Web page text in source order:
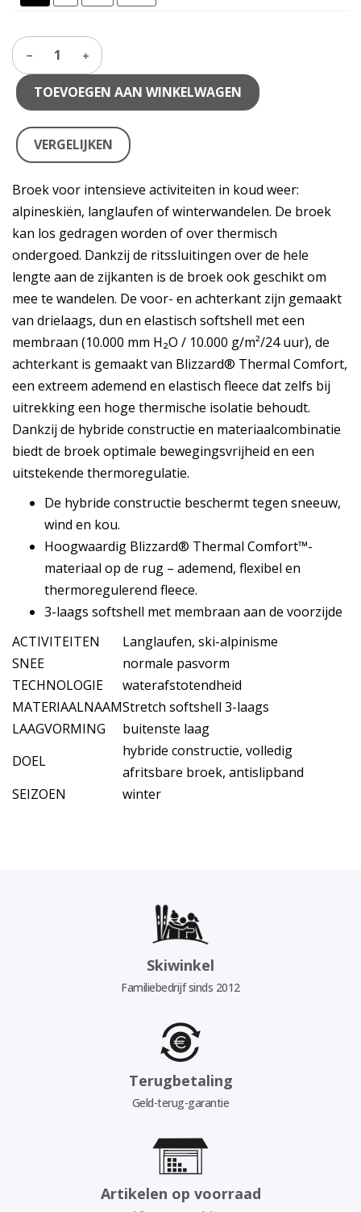
1
TOEVOEGEN AAN WINKELWAGEN
VERGELIJKEN
Broek voor intensieve activiteiten in koud weer:
alpineskiën, langlaufen of winterwandelen. De broek
kan los gedragen worden of over thermisch
ondergoed. Dankzij de ritssluitingen over de hele
lengte aan de zijkanten is de broek ook geschikt om
mee te wandelen. De voor- en achterkant zijn gemaakt
van drielaags, dun en elastisch softshell met een
membraan (10.000 mm H₂O / 10.000 g/m²/24 uur), de
achterkant is gemaakt van Blizzard® Thermal Comfort,
een extreem ademend en elastisch fleece dat zelfs bij
uitrekking een hoge thermische isolatie behoudt.
Dankzij de hybride constructie en materiaalcombinatie
biedt de broek optimale bewegingsvrijheid en een
uitstekende thermoregulatie.
De hybride constructie beschermt tegen sneeuw,
wind en kou.
Hoogwaardig Blizzard® Thermal Comfort™-
materiaal op de rug – ademend, flexibel en
thermoregulerend fleece.
3-laags softshell met membraan aan de voorzijde
ACTIVITEITEN
Langlaufen, ski-alpinisme
SNEE
normale pasvorm
TECHNOLOGIE
waterafstotendheid
MATERIAALNAAMStretch softshell 3-laags
LAAGVORMING
buitenste laag
DOEL
hybride constructie, volledig
afritsbare broek, antislipband
SEIZOEN
winter
Skiwinkel
Familiebedrijf sinds 2012
Terugbetaling
Geld-terug-garantie
Artikelen op voorraad